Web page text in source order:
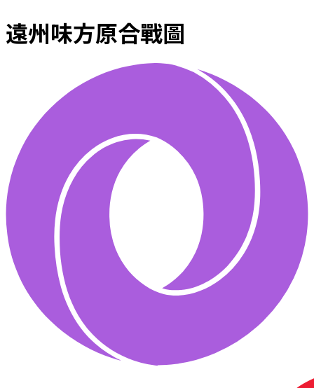
遠州味方原合戰圖